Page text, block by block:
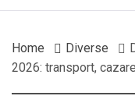
Home Diverse
2026: transport,